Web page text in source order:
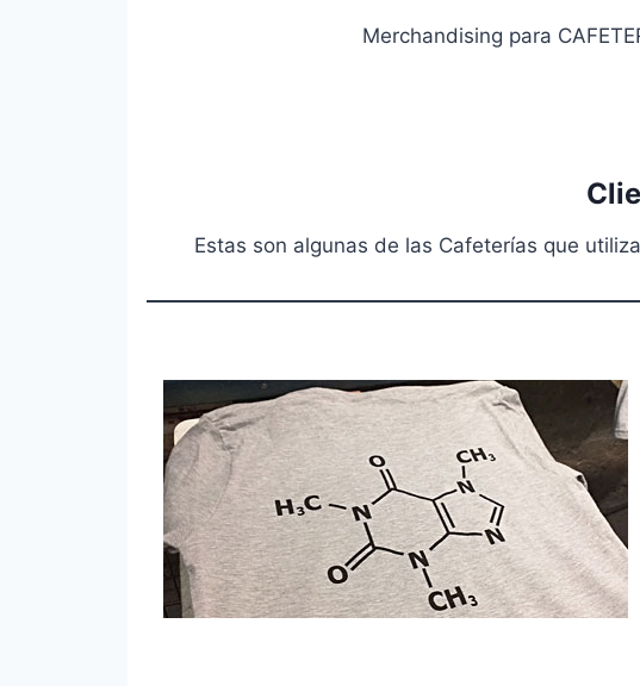
Merchandising para
Estas son algunas de las Cafeterías que